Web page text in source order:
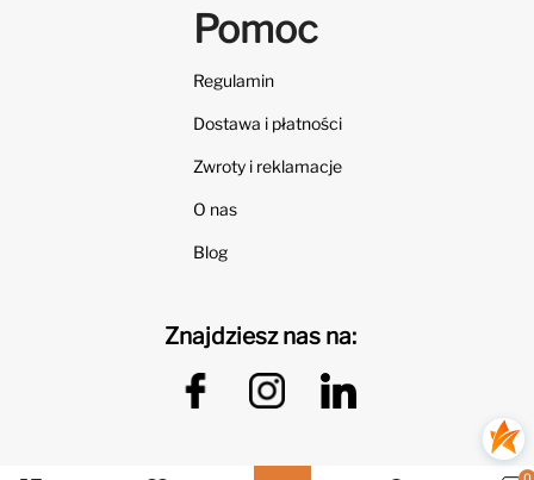
Pomoc
Regulamin
Dostawa i płatności
Zwroty i reklamacje
O nas
Blog
Znajdziesz nas na: